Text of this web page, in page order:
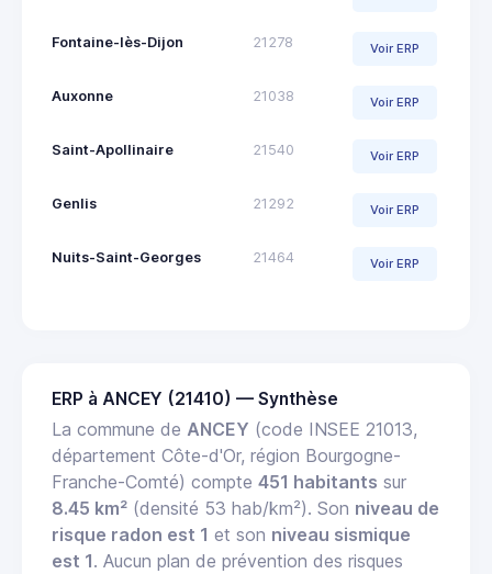
Fontaine-lès-Dijon 21278 Voir ERP
Auxonne 21038 Voir ERP
Saint-Apollinaire 21540 Voir ERP
Genlis 21292 Voir ERP
Nuits-Saint-Georges 21464 Voir ERP
ERP à ANCEY (21410) — Synthèse
La commune de ANCEY (code INSEE 21013,
département Côte-d'Or, région Bourgogne-
Franche-Comté) compte 451 habitants sur
8.45 km² (densité 53 hab/km²). Son niveau de
risque radon est 1 et son niveau sismique
est 1. Aucun plan de prévention des risques